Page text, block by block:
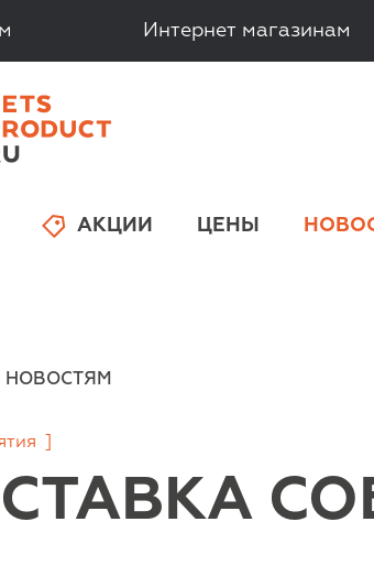
Интернет магазинам
АКЦИИ ЦЕНЫ
НОВОСТЯМ